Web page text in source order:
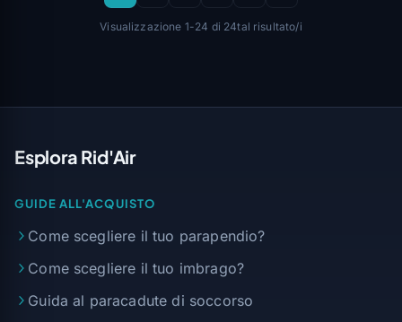
Visualizzazione 1-24 di 24tal risultato/i
Esplora Rid'Air
GUIDE ALL'ACQUISTO
Come scegliere il tuo parapendio?
Come scegliere il tuo imbrago?
Guida al paracadute di soccorso